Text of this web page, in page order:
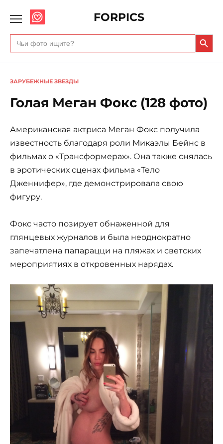
FORPICS
Search
for:
Search Button
ЗАРУБЕЖНЫЕ ЗВЕЗДЫ
Голая Меган Фокс (128 фото)
Американская актриса Меган Фокс получила
известность благодаря роли Микаэлы Бейнс в
фильмах о «Трансформерах». Она также снялась
в эротических сценах фильма «Тело
Дженнифер», где демонстрировала свою
фигуру.
Фокс часто позирует обнаженной для
глянцевых журналов и была неоднократно
запечатлена папарацци на пляжах и светских
мероприятиях в откровенных нарядах.